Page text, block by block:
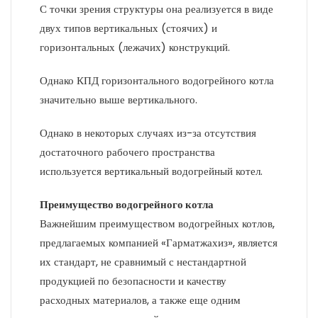
С точки зрения структуры она реализуется в виде
двух типов вертикальных (стоячих) и
горизонтальных (лежачих) конструкций.
Однако КПД горизонтального водогрейного котла
значительно выше вертикального.
Однако в некоторых случаях из-за отсутствия
достаточного рабочего пространства
используется вертикальный водогрейный котел.
Преимущество водогрейного котла
Важнейшим преимуществом водогрейных котлов,
предлагаемых компанией «Гарматжахиз», является
их стандарт, не сравнимый с нестандартной
продукцией по безопасности и качеству
расходных материалов, а также еще одним